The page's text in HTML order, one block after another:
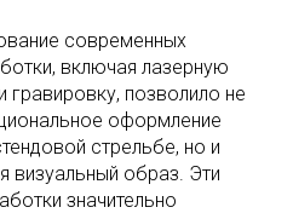
современных
включая лазерную
гравировку, позволило не
оформление
стрельбе, но и
визуальный образ. Эти
значительно